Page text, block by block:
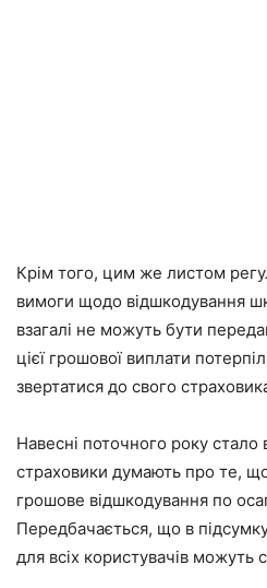
Крім того, цим же листом
вимоги щодо відшкодування
взагалі не можуть бути
цієї грошової виплати
звертатися до свого
Навесні поточного року
страховики думають про те,
грошове відшкодування по
Передбачається, що в
для всіх користувачів можуть